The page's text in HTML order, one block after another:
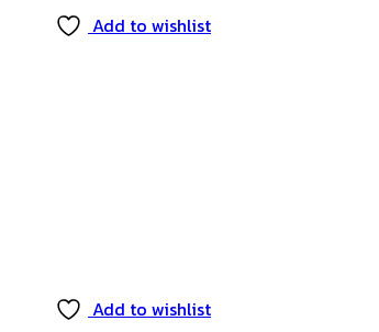
Add to wishlist
Add to wishlist